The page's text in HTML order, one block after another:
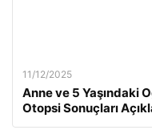
11/12/2025
Anne ve 5 Yaşındaki
Otopsi Sonuçları